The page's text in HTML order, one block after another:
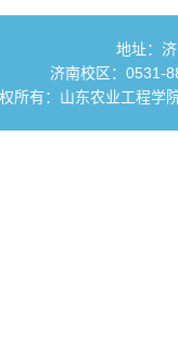
地址：
济南校区：0531-
所有：山东农业工程学